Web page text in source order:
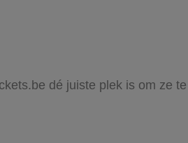
dé juiste plek is om ze